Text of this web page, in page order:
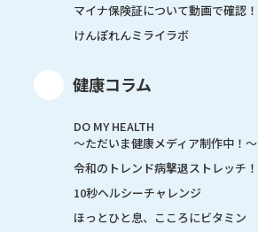
マイナ保険証について動画で確認！
けんぽれんミライラボ
健康コラム
DO MY HEALTH
～ただいま健康メディア制作中！～
令和のトレンド病撃退ストレッチ！
10秒ヘルシーチャレンジ
ほっとひと息、こころにビタミン